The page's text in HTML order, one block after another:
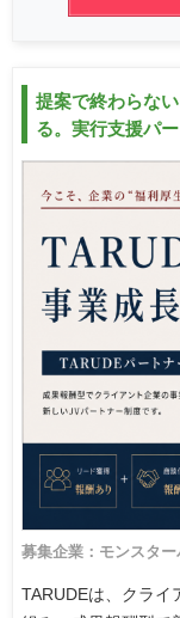
提案で終わらな
る。実行支援パ
募集企業：モンスタ
TARUDEは、クライ